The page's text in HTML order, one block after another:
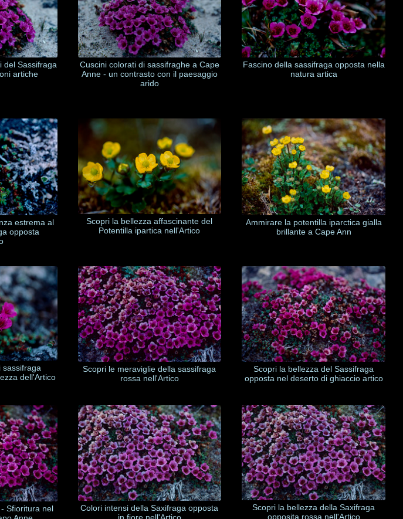
del Sassifraga
artiche
Cuscini colorati di sassifraghe a Cape
Anne - un contrasto con il paesaggio
arido
Fascino della sassifraga opposta nella
natura artica
estrema al
opposta
Scopri la bellezza affascinante del
Potentilla ipartica nell'Artico
Ammirare la potentilla iparctica gialla
brillante a Cape Ann
sassifraga
dell'Artico
Scopri le meraviglie della sassifraga
rossa nell'Artico
Scopri la bellezza del Sassifraga
opposta nel deserto di ghiaccio artico
Sfioritura nel
Colori intensi della Saxifraga opposta
Scopri la bellezza della Saxifraga
opposita rossa nell'Artico